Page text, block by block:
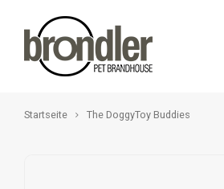
Startseite The DoggyToy Buddies